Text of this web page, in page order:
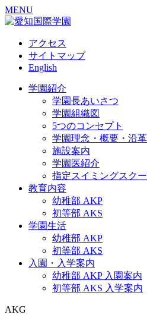
MENU
アクセス
サイトマップ
English
学園紹介
学園長あいさつ
学園組織図
5つのコンセプト
学園理念・概要・沿革
施設案内
学園医紹介
指定スイミングスク
教育内容
幼稚部 AKP
初等部 AKS
学園生活
幼稚部 AKP
初等部 AKS
入園・入学案内
幼稚部 AKP 入園案内
初等部 AKS 入学案内
AKG